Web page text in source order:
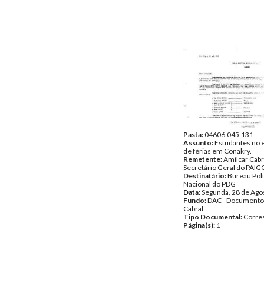
Pasta:04606.045.131
Assunto:Estudantes no
de férias em Conakry.
Remetente:Amílcar
Secretário Geral do
Destinatário:Bureau
Nacional do PDG
Data:Segunda, 28 de
Fundo:DAC -
Cabral
Tipo Documental:
Página(s): 1